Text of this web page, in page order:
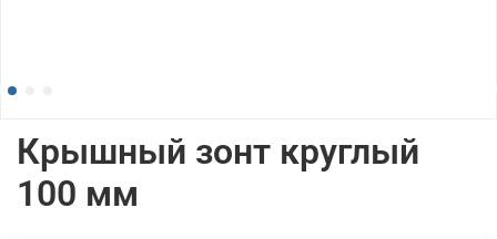
Крышный зонт круглый
100 мм